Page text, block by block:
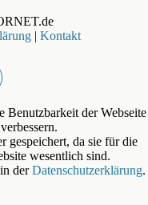
| Kontakt
Benutzbarkeit der Webseite
gespeichert, da sie für die
wesentlich sind.
derDatenschutzerklärung.